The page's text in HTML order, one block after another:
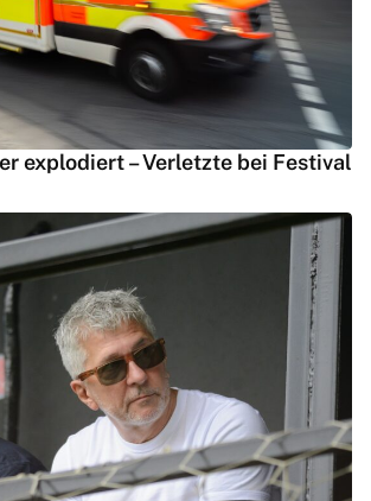
explodiert – Verletzte bei Festival